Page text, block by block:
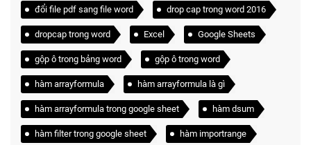
đổi file pdf sang file word drop cap trong word 2016
dropcap trong word Excel Google Sheets
gộp ô trong bảng word gộp ô trong word
hàm arrayformula hàm arrayformula là gì
hàm arrayformula trong google sheet hàm dsum
hàm filter trong google sheet hàm importrange